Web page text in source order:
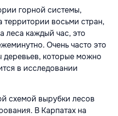
горной системы,
территории восьми стран,
леса каждый час, это
Очень часто это
которые можно
в исследовании
схемой вырубки лесов
В Карпатах на